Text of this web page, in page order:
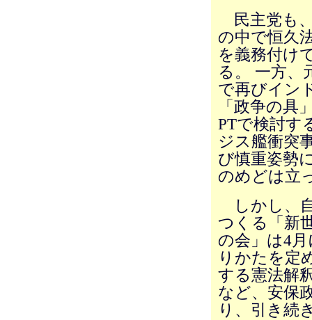
民主党も
の中で恒久
を義務付け
る。 一方、
で再びイン
「政争の具
PTで検討す
ジス艦衝突
び慎重姿勢
のめどは立
しかし、
つくる「新
の会」は4
りかたを定
する憲法解
など、安保
り、引き続